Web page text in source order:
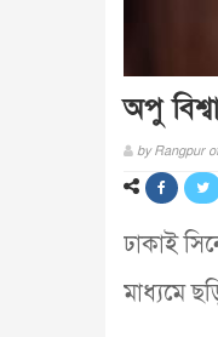
অপু
byRangpur
ঢাকাই
মাধ্যমে